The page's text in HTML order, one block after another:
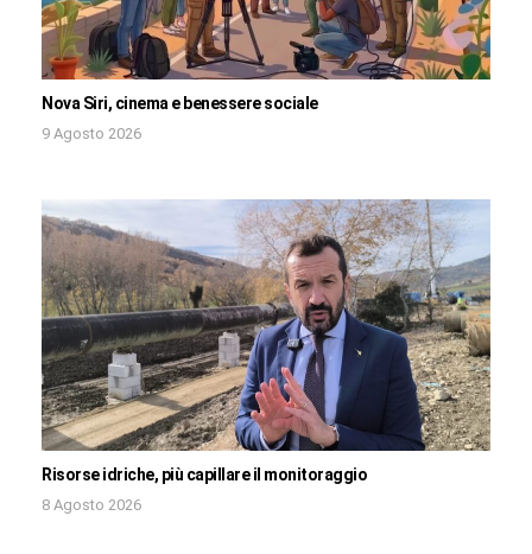
Nova Siri, cinema e benessere sociale
9 Agosto 2026
Risorse idriche, più capillare il monitoraggio
8 Agosto 2026